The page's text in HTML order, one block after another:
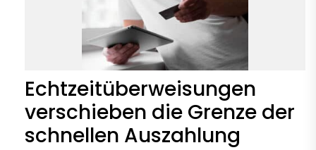
Echtzeitüberweisungen
verschieben die Grenze der
schnellen Auszahlung